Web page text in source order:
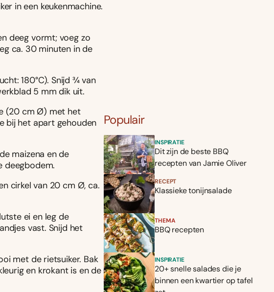
in een keukenmachine.
deeg vormt; voeg zo
ca. 30 minuten in de
180°C). Snijd 3⁄4 van
5 mm dik uit.
(20 cm Ø) met het
bij het apart gehouden
maizena en de
deegbodem.
cirkel van 20 cm Ø, ca.
ei en leg de
vast. Snijd het
met de rietsuiker. Bak
en krokant is en de
Populair
INSPIRATIE
Dit zijn de beste BBQ
recepten van Jamie Oliver
RECEPT
Klassieke tonijnsalade
THEMA
BBQ recepten
INSPIRATIE
20+ snelle salades die je
binnen een kwartier op tafel